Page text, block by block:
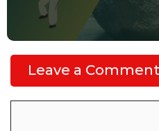
Leave a Comment